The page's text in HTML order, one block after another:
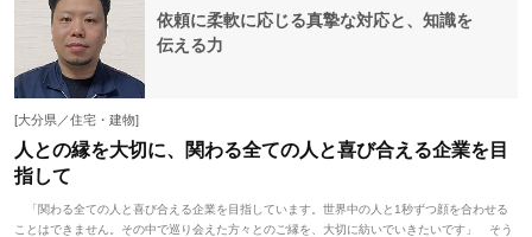
依頼に柔軟に応じる真摯な対応と、知識を
伝える力
[大分県／住宅・建物]
人との縁を大切に、関わる全ての人と喜び合える企業を目
指して
「関わる全ての人と喜び合える企業を目指しています。世界中の人と1秒ずつ顔を合わせる
ことはできません。その中で巡り会えた方々とのご縁を、大切に紡いでいきたいです」 そう